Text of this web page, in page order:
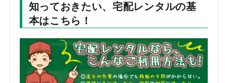
知っておきたい、宅配レンタルの基
本はこちら！